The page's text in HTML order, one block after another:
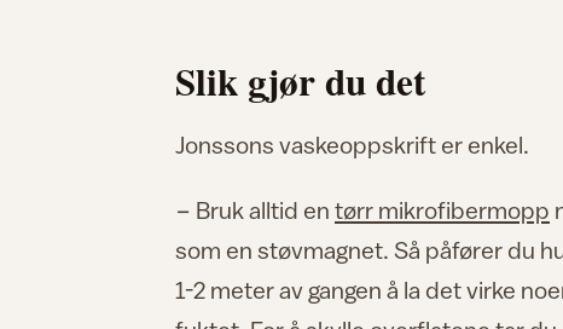
Slik gjør du det
Jonssons vaskeoppskrift er enkel.
− Bruk alltid en tørr mikrofibermopp
som en støvmagnet. Så påfører du
1-2 meter av gangen å la det virke